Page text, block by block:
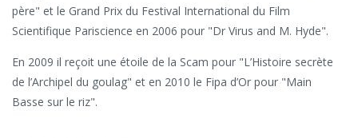
père" et le Grand Prix du Festival International du Film
Scientifique Pariscience en 2006 pour "Dr Virus and M. Hyde".
En 2009 il reçoit une étoile de la Scam pour "L’Histoire secrète
de l’Archipel du goulag" et en 2010 le Fipa d’Or pour "Main
Basse sur le riz".